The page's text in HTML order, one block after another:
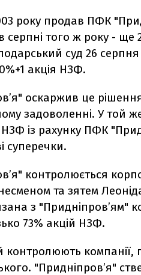
року продав ПФК
серпні того ж року - ще
суд 26
акція НЗФ.
оскаржив це
задоволенні. У той
НЗФ із рахунку ПФК
суперечки.
контролюється
та зятем
з "Придніпров’ям"
73% акцій НЗФ.
контролюють
"Придніпров’я"